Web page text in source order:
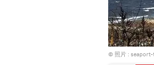
© 照片 :